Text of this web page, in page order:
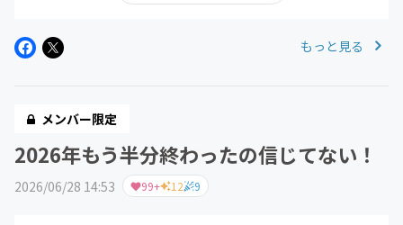
もっと見る
メンバー限定
2026年もう半分終わったの信じてない！
2026/06/28 14:53 99+ 12 9